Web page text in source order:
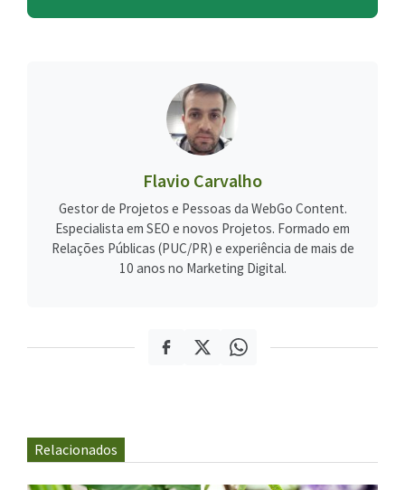
Flavio Carvalho
Gestor de Projetos e Pessoas da WebGo Content.
Especialista em SEO e novos Projetos. Formado em
Relações Públicas (PUC/PR) e experiência de mais de
10 anos no Marketing Digital.
Relacionados